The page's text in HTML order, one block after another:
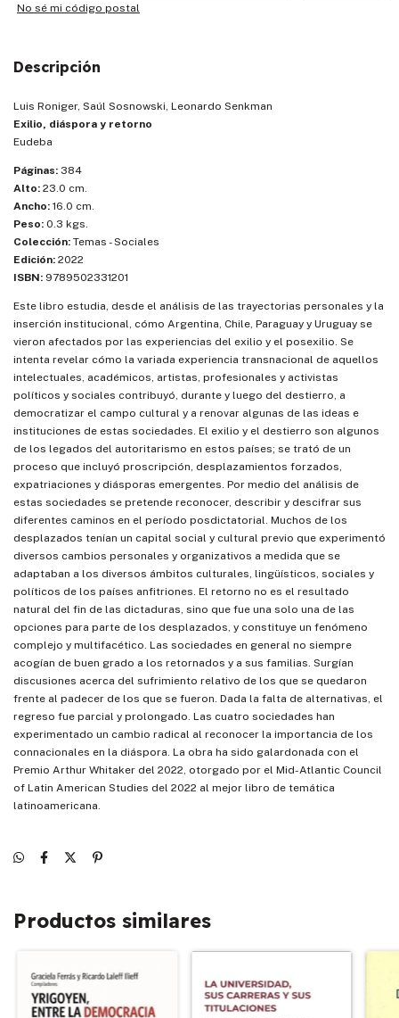
No sé mi código postal
Descripción
Luis Roniger, Saúl Sosnowski, Leonardo Senkman
Exilio, diáspora y retorno
Eudeba
Páginas: 384
Alto: 23.0 cm.
Ancho: 16.0 cm.
Peso: 0.3 kgs.
Colección: Temas - Sociales
Edición: 2022
ISBN: 9789502331201
Este libro estudia, desde el análisis de las trayectorias personales y la
inserción institucional, cómo Argentina, Chile, Paraguay y Uruguay se
vieron afectados por las experiencias del exilio y el posexilio. Se
intenta revelar cómo la variada experiencia transnacional de aquellos
intelectuales, académicos, artistas, profesionales y activistas
políticos y sociales contribuyó, durante y luego del destierro, a
democratizar el campo cultural y a renovar algunas de las ideas e
instituciones de estas sociedades. El exilio y el destierro son algunos
de los legados del autoritarismo en estos países; se trató de un
proceso que incluyó proscripción, desplazamientos forzados,
expatriaciones y diásporas emergentes. Por medio del análisis de
estas sociedades se pretende reconocer, describir y descifrar sus
diferentes caminos en el período posdictatorial. Muchos de los
desplazados tenían un capital social y cultural previo que experimentó
diversos cambios personales y organizativos a medida que se
adaptaban a los diversos ámbitos culturales, lingüísticos, sociales y
políticos de los países anfitriones. El retorno no es el resultado
natural del fin de las dictaduras, sino que fue una solo una de las
opciones para parte de los desplazados, y constituye un fenómeno
complejo y multifacético. Las sociedades en general no siempre
acogían de buen grado a los retornados y a sus familias. Surgían
discusiones acerca del sufrimiento relativo de los que se quedaron
frente al padecer de los que se fueron. Dada la falta de alternativas, el
regreso fue parcial y prolongado. Las cuatro sociedades han
experimentado un cambio radical al reconocer la importancia de los
connacionales en la diáspora. La obra ha sido galardonada con el
Premio Arthur Whitaker del 2022, otorgado por el Mid-Atlantic Council
of Latin American Studies del 2022 al mejor libro de temática
latinoamericana.
Productos similares